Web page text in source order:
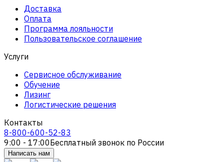
Доставка
Оплата
Программа лояльности
Пользовательское соглашение
Услуги
Сервисное обслуживание
Обучение
Лизинг
Логистические решения
Контакты
8-800-600-52-83
9:00 - 17:00Бесплатный звонок по России
Написать нам